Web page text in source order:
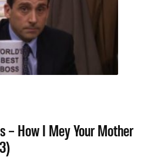
– How I Mey Your Mother